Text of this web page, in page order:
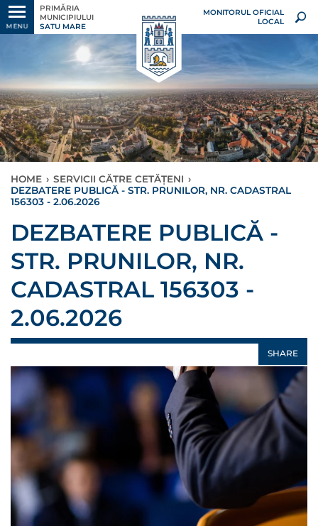
MENU
PRIMĂRIA
MUNICIPIULUI
SATU MARE
MONITORUL OFICIAL
LOCAL
HOME › SERVICII CĂTRE CETĂȚENI ›
DEZBATERE PUBLICĂ - STR. PRUNILOR, NR. CADASTRAL
156303 - 2.06.2026
DEZBATERE PUBLICĂ -
STR. PRUNILOR, NR.
CADASTRAL 156303 -
2.06.2026
SHARE